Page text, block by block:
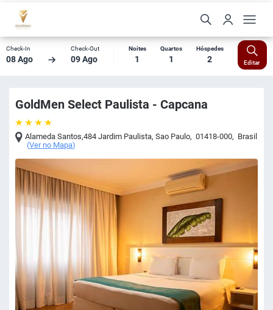
Check-In
08 Ago
Check-Out
09 Ago
Noites
1
Quartos
1
Hóspedes
2 Editar
GoldMen Select Paulista - Capcana
Alameda Santos,484 Jardim Paulista,Sao Paulo, 01418-000, Brasil
(Ver no Mapa)